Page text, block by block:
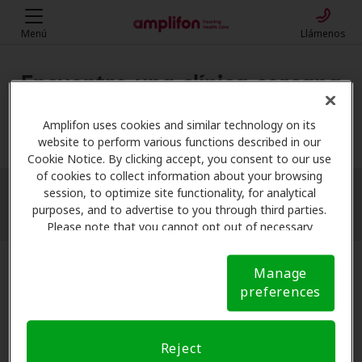
Amplifon uses cookies and similar technology on its
website to perform various functions described in our
Cookie Notice. By clicking accept, you consent to our use
of cookies to collect information about your browsing
session, to optimize site functionality, for analytical
purposes, and to advertise to you through third parties.
Please note that you cannot opt out of necessary
Notice (link here below). If you are using an opt-out
preference signal, we will honor that signal. Cookie
Manage
preferences
Reject
Menú Llámenos
Encuentre una clínica cercana
Mi ubicación
More filters